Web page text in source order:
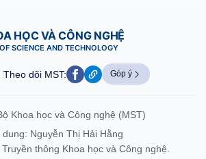
HỌC VÀ CÔNG NGHỆ
SCIENCE AND TECHNOLOGY
Theo dõi MST: Góp ý
Khoa học và Công nghệ (MST)
Nguyễn Thị Hải Hằng
thông Khoa học và Công nghệ.